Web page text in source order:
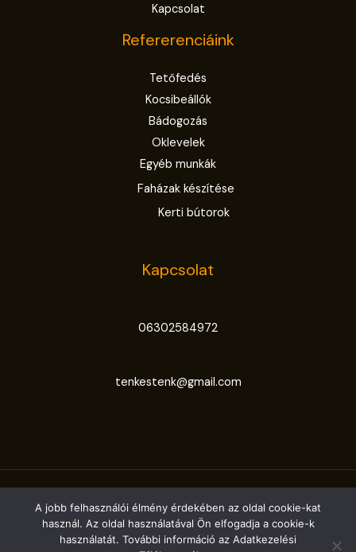
Kapcsolat
Refererenciáink
Tetőfedés
Kocsibeállók
Bádogozás
Oklevelek
Egyéb munkák
Faházak készítése
Kerti bútorok
Kapcsolat
06302584972
tenkestenk@gmail.com
wevsegit.com
A jobb felhasználói élmény érdekében az oldal cookie-kat
használ. Az oldal használatával Ön elfogadja a cookie-k
használatát. További információ az Adatkezelési